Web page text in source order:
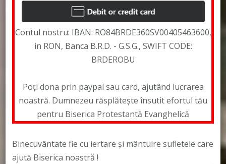
Contul nostru: IBAN: RO84BRDE360SV00405463600,
in RON, Banca B.R.D. - G.S.G., SWIFT CODE:
BRDEROBU
Poți dona prin paypal sau card, ajutând lucrarea
noastră. Dumnezeu răsplătește însutit efortul tău
pentru Biserica Protestantă Evanghelică
Binecuvântate fie cu iertare și mântuire sufletele care
ajută Biserica noastră !